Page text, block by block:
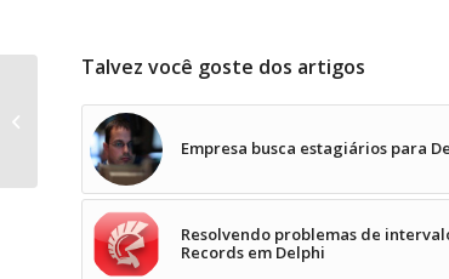
Talvez você goste dos artigos
Empresa busca estagiários para
Resolvendo problemas de
Records em Delphi
criar framework objeto relacional